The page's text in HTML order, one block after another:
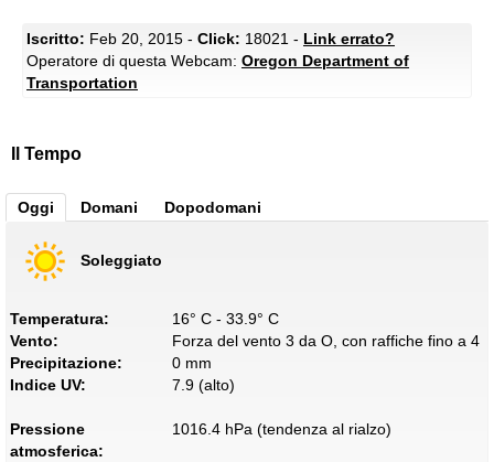
Iscritto: Feb 20, 2015 - Click: 18021 - Link errato?
Operatore di questa Webcam: Oregon Department of
Transportation
Il Tempo
Oggi Domani Dopodomani
Soleggiato
Temperatura:
16° C - 33.9° C
Vento:
Forza del vento 3 da O, con raffiche fino a 4
Precipitazione:
0 mm
Indice UV:
7.9 (alto)
Pressione
atmosferica:
1016.4 hPa (tendenza al rialzo)